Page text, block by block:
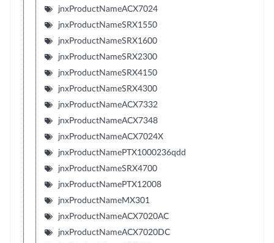
jnxProductNameACX7024
jnxProductNameSRX1550
jnxProductNameSRX1600
jnxProductNameSRX2300
jnxProductNameSRX4150
jnxProductNameSRX4300
jnxProductNameACX7332
jnxProductNameACX7348
jnxProductNameACX7024X
jnxProductNamePTX1000236qdd
jnxProductNameSRX4700
jnxProductNamePTX12008
jnxProductNameMX301
jnxProductNameACX7020AC
jnxProductNameACX7020DC